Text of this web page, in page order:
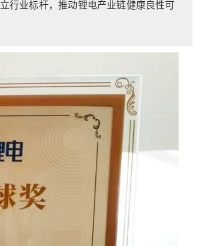
行业标杆，推动锂电产业链健康良性可